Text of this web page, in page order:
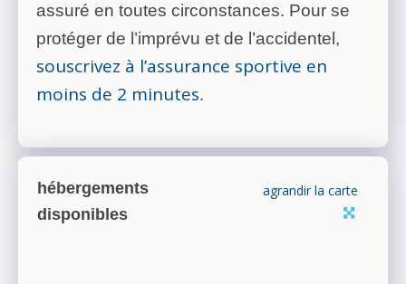
assuré en toutes circonstances. Pour se
protéger de l’imprévu et de l’accidentel,
souscrivez à l’assurance sportive en
moins de 2 minutes.
hébergements
disponibles
agrandir la carte